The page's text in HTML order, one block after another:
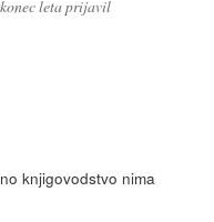
leta prijavil
knjigovodstvo nima